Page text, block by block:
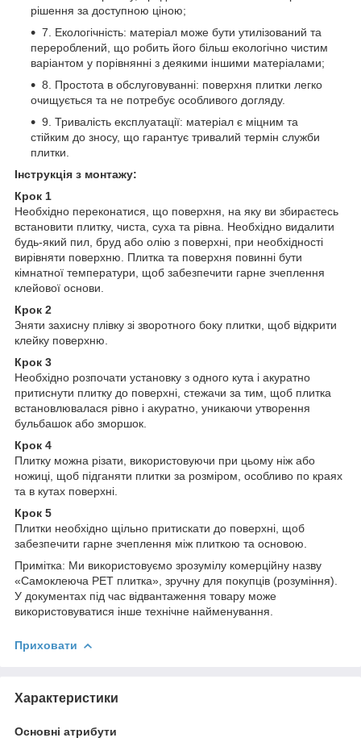
рішення за доступною ціною;
7. Екологічність: матеріал може бути утилізований та
перероблений, що робить його більш екологічно чистим
варіантом у порівнянні з деякими іншими матеріалами;
8. Простота в обслуговуванні: поверхня плитки легко
очищується та не потребує особливого догляду.
9. Тривалість експлуатації: матеріал є міцним та
стійким до зносу, що гарантує тривалий термін служби
плитки.
Інструкція з монтажу:
Крок 1
Необхідно переконатися, що поверхня, на яку ви збираєтесь
встановити плитку, чиста, суха та рівна. Необхідно видалити
будь-який пил, бруд або олію з поверхні, при необхідності
вирівняти поверхню. Плитка та поверхня повинні бути
кімнатної температури, щоб забезпечити гарне зчеплення
клейової основи.
Крок 2
Зняти захисну плівку зі зворотного боку плитки, щоб відкрити
клейку поверхню.
Крок 3
Необхідно розпочати установку з одного кута і акуратно
притиснути плитку до поверхні, стежачи за тим, щоб плитка
встановлювалася рівно і акуратно, уникаючи утворення
бульбашок або зморшок.
Крок 4
Плитку можна різати, використовуючи при цьому ніж або
ножиці, щоб підганяти плитки за розміром, особливо по краях
та в кутах поверхні.
Крок 5
Плитки необхідно щільно притискати до поверхні, щоб
забезпечити гарне зчеплення між плиткою та основою.
Примітка: Ми використовуємо зрозумілу комерційну назву
«Самоклеюча PET плитка», зручну для покупців (розуміння).
У документах під час відвантаження товару може
використовуватися інше технічне найменування.
Приховати
Характеристики
Основні атрибути